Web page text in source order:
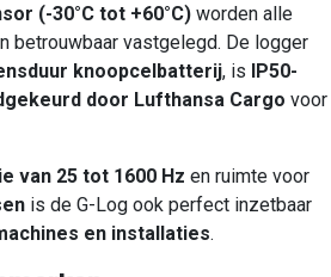
(-30°C tot +60°C) worden alle
betrouwbaar vastgelegd. De logger
knoopcelbatterij, is IP50-
door Lufthansa Cargo voor
van 25 tot 1600 Hz en ruimte voor
is de G-Log ook perfect inzetbaar
en installaties.